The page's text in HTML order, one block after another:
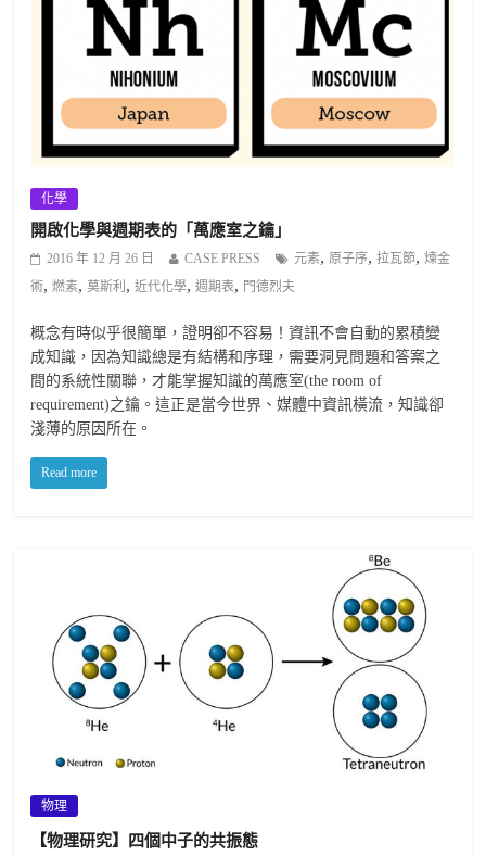
化學
開啟化學與週期表的「萬應室之鑰」
2016 年 12 月 26 日 CASE PRESS 元素, 原子序,拉瓦節,煉金
術,燃素,莫斯利 ,近代化學,週期表, 門德烈夫
概念有時似乎很簡單，證明卻不容易！資訊不會自動的累積變
成知識，因為知識總是有結構和序理，需要洞見問題和答案之
間的系統性關聯，才能掌握知識的萬應室(the room of
requirement)之鑰。這正是當今世界、媒體中資訊橫流，知識卻
淺薄的原因所在。
Read more
物理
【物理研究】四個中子的共振態